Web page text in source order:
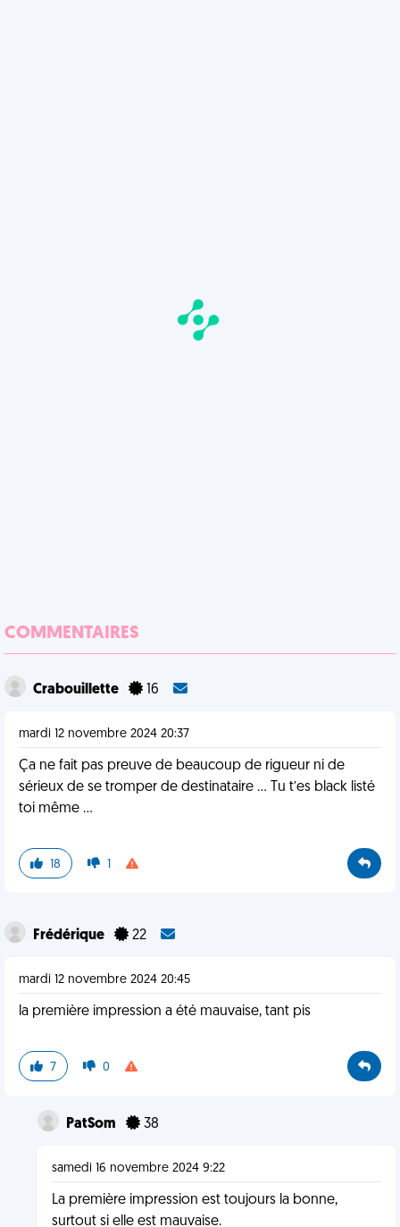
COMMENTAIRES
Crabouillette 16
mardi 12 novembre 2024 20:37
Ça ne fait pas preuve de beaucoup de rigueur ni de
sérieux de se tromper de destinataire … Tu t’es black listé
toi même …
18 1
Frédérique 22
mardi 12 novembre 2024 20:45
la première impression a été mauvaise, tant pis
7 0
PatSom 38
samedi 16 novembre 2024 9:22
La première impression est toujours la bonne,
surtout si elle est mauvaise.